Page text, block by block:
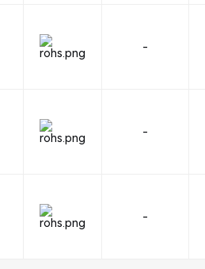
-
-
-